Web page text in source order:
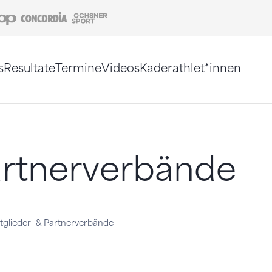
Coop Concordia
ResultateTermineVideosKaderathlet*innen
& Partnerverbände